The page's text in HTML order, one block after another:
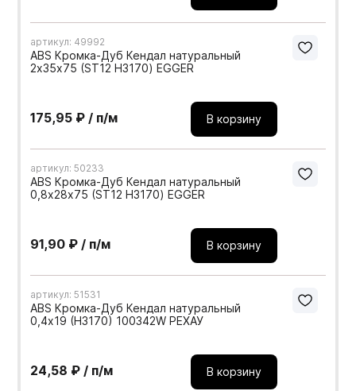
артикул: 49992
ABS Кромка-Дуб Кендал натуральный
2х35х75 (ST12 H3170) EGGER
175,95 ₽ / п/м В корзину
артикул: 50233
ABS Кромка-Дуб Кендал натуральный
0,8х28х75 (ST12 H3170) EGGER
91,90 ₽ / п/м В корзину
артикул: 51531
ABS Кромка-Дуб Кендал натуральный
0,4х19 (H3170) 100342W РЕХАУ
24,58 ₽ / п/м В корзину